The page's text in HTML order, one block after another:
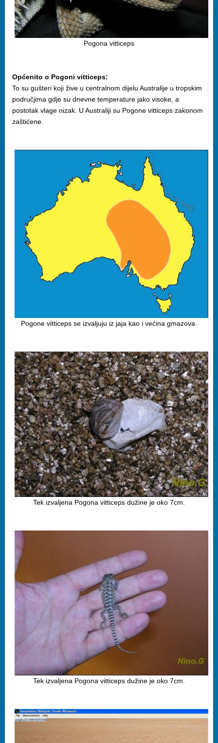
Pogona vitticeps
Općenito o Pogoni vitticeps:
To su gušteri koji žive u centralnom dijelu Australije u tropskim
područjima gdje su dnevne temperature jako visoke, a
postotak vlage nizak. U Australiji su Pogone vitticeps zakonom
zaštićene.
Pogone vitticeps se izvaljuju iz jaja kao i većina gmazova.
Tek izvaljena Pogona vitticeps dužine je oko 7cm.
Tek izvaljena Pogona vitticeps dužine je oko 7cm.